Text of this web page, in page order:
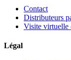
Contact
Distributeurs
Visite virtuelle
Légal